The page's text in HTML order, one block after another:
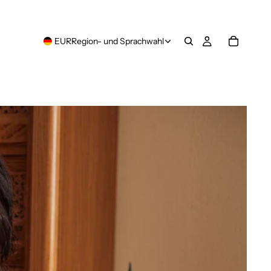
EURRegion- und Sprachwahl